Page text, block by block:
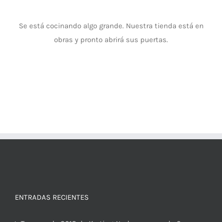
Se está cocinando algo grande. Nuestra tienda está en
obras y pronto abrirá sus puertas.
ENTRADAS RECIENTES